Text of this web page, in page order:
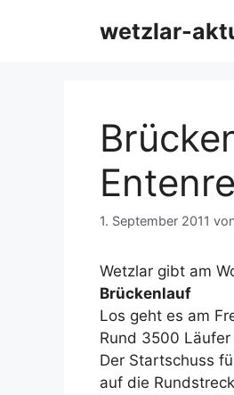
wetzlar-
1. September 2011
Wetzlar gibt am
Brückenlauf
Los geht es am
Rund 3500
Der Startschuss
auf die